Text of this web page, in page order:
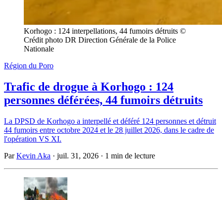
Korhogo : 124 interpellations, 44 fumoirs détruits ©
Crédit photo DR Direction Générale de la Police
Nationale
Région du Poro
Trafic de drogue à Korhogo : 124
personnes déférées, 44 fumoirs détruits
La DPSD de Korhogo a interpellé et déféré 124 personnes et détruit
44 fumoirs entre octobre 2024 et le 28 juillet 2026, dans le cadre de
l'opération VS XI.
ParKevin Aka · juil. 31, 2026 · 1 min de lecture